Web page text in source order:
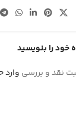
خود را بنویسید
نقد و بررسی وارد